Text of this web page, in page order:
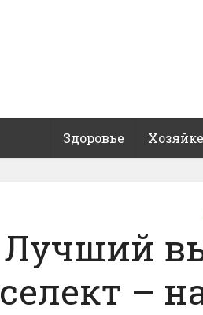
Здоровье Хозяйке
Лучший
селект –